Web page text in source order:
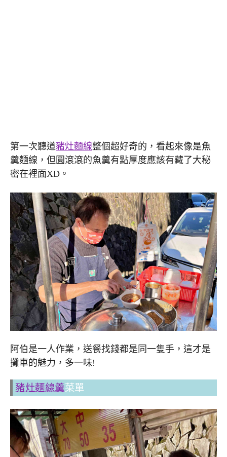
第一次聽道豬灶麵線整個超好奇的，看起來像是魚
羹麵線，但圓滾滾的魚羹有點厚度應該有藏了大秘
密在裡面XD。
阿伯是一人作業，送餐找錢都是同一隻手，這才是
攤車的魅力，多一味!
豬灶麵線羹菜單